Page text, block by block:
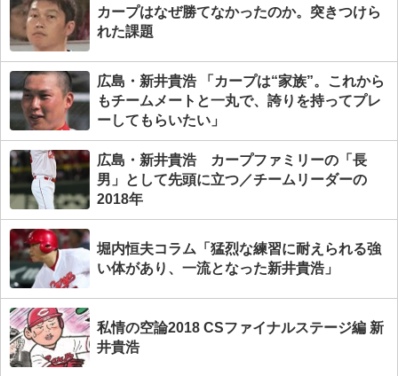
カープはなぜ勝てなかったのか。突きつけら
れた課題
広島・新井貴浩 「カープは“家族”。これから
もチームメートと一丸で、誇りを持ってプレ
ーしてもらいたい」
広島・新井貴浩 カープファミリーの「長
男」として先頭に立つ／チームリーダーの
2018年
堀内恒夫コラム「猛烈な練習に耐えられる強
い体があり、一流となった新井貴浩」
私情の空論2018 CSファイナルステージ編 新
井貴浩